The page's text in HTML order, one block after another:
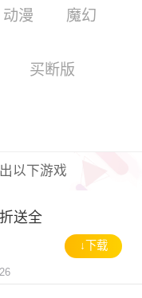
动漫 魔幻
买断版
以下游戏
送全
↓下载